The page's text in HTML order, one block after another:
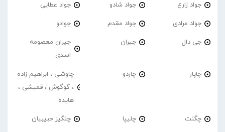
جواد زارع جواد شادو جواد عطایی
جواد مرادی جواد مقدم جوادو
جی دال جیران
جیران معصومه
اسدی
چاپار چاردو
چاوشی ، ابراهیم زاده
، گوگوش ، قمیشی ،
هایده
چگنت چلیپا چنگیز حبیبیان